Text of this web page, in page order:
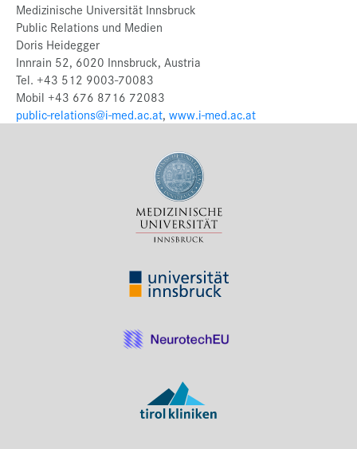
Medizinische Universität Innsbruck
Public Relations und Medien
Doris Heidegger
Innrain 52, 6020 Innsbruck, Austria
Tel. +43 512 9003-70083
Mobil +43 676 8716 72083
public-relations@i-med.ac.at, www.i-med.ac.at